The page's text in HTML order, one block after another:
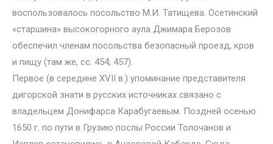
воспользовалось посольство М.И. Татищева. Осетинский
«старшина» высокогорного аула Джимара Берозов
обеспечил членам посольства безопасный проезд, кров
и пищу (там же, сс. 454, 457).
Первое (в середине XVII в.) упоминание представителя
дигорской знати в русских источниках связано с
владельцем Донифарса Карабугаевым. Поздней осенью
1650 г. по пути в Грузию послы России Толочанов и